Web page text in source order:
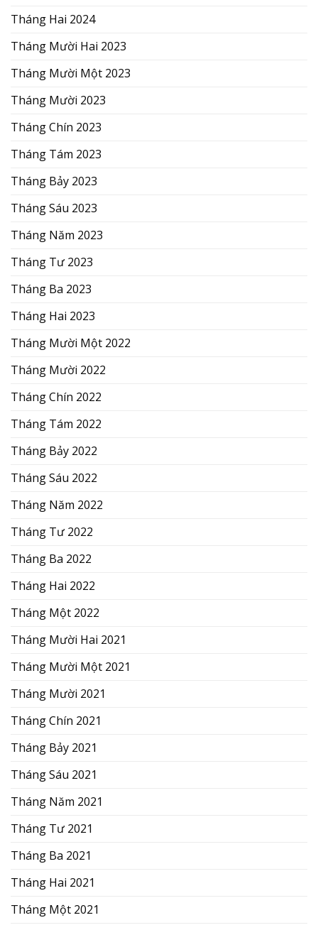
Tháng Hai 2024
Tháng Mười Hai 2023
Tháng Mười Một 2023
Tháng Mười 2023
Tháng Chín 2023
Tháng Tám 2023
Tháng Bảy 2023
Tháng Sáu 2023
Tháng Năm 2023
Tháng Tư 2023
Tháng Ba 2023
Tháng Hai 2023
Tháng Mười Một 2022
Tháng Mười 2022
Tháng Chín 2022
Tháng Tám 2022
Tháng Bảy 2022
Tháng Sáu 2022
Tháng Năm 2022
Tháng Tư 2022
Tháng Ba 2022
Tháng Hai 2022
Tháng Một 2022
Tháng Mười Hai 2021
Tháng Mười Một 2021
Tháng Mười 2021
Tháng Chín 2021
Tháng Bảy 2021
Tháng Sáu 2021
Tháng Năm 2021
Tháng Tư 2021
Tháng Ba 2021
Tháng Hai 2021
Tháng Một 2021